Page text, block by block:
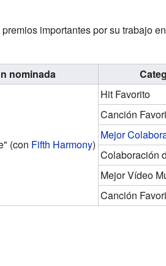
importantes por su trabajo
nominada
(con Fifth Harmony)
Hit Favorito
Canción
Mejor
Colaboración
Mejor Vídeo
Canción